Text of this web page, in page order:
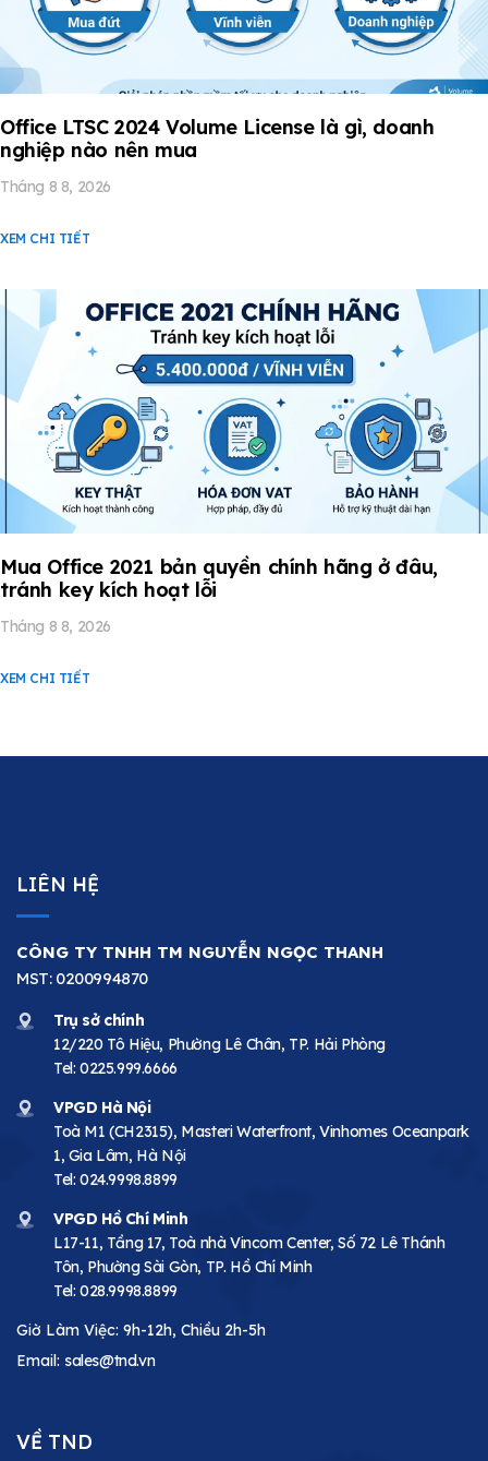
Office LTSC 2024 Volume License là gì, doanh
nghiệp nào nên mua
Tháng 8 8, 2026
XEM CHI TIẾT
Mua Office 2021 bản quyền chính hãng ở đâu,
tránh key kích hoạt lỗi
Tháng 8 8, 2026
XEM CHI TIẾT
LIÊN HỆ
CÔNG TY TNHH TM NGUYỄN NGỌC THANH
MST: 0200994870
Trụ sở chính
12/220 Tô Hiệu, Phường Lê Chân, TP. Hải Phòng
Tel: 0225.999.6666
VPGD Hà Nội
Toà M1 (CH2315), Masteri Waterfront, Vinhomes Oceanpark
1, Gia Lâm, Hà Nội
Tel: 024.9998.8899
VPGD Hồ Chí Minh
L17-11, Tầng 17, Toà nhà Vincom Center, Số 72 Lê Thánh
Tôn, Phường Sài Gòn, TP. Hồ Chí Minh
Tel: 028.9998.8899
Giờ Làm Việc: 9h-12h, Chiều 2h-5h
Email: sales@tnd.vn
VỀ TND